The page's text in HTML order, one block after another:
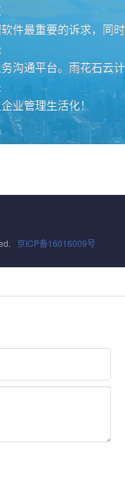
件最重要的诉求，同时
沟通平台。雨花石云计
业管理生活化！
京ICP备16016009号